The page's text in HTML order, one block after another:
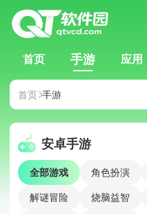
首页 手游 应用
首页 手游
安卓手游
全部游戏 角色扮演
解谜冒险
烧脑益智